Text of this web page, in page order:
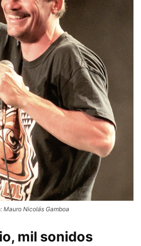
Mauro Nicolás Gamboa
mil sonidos